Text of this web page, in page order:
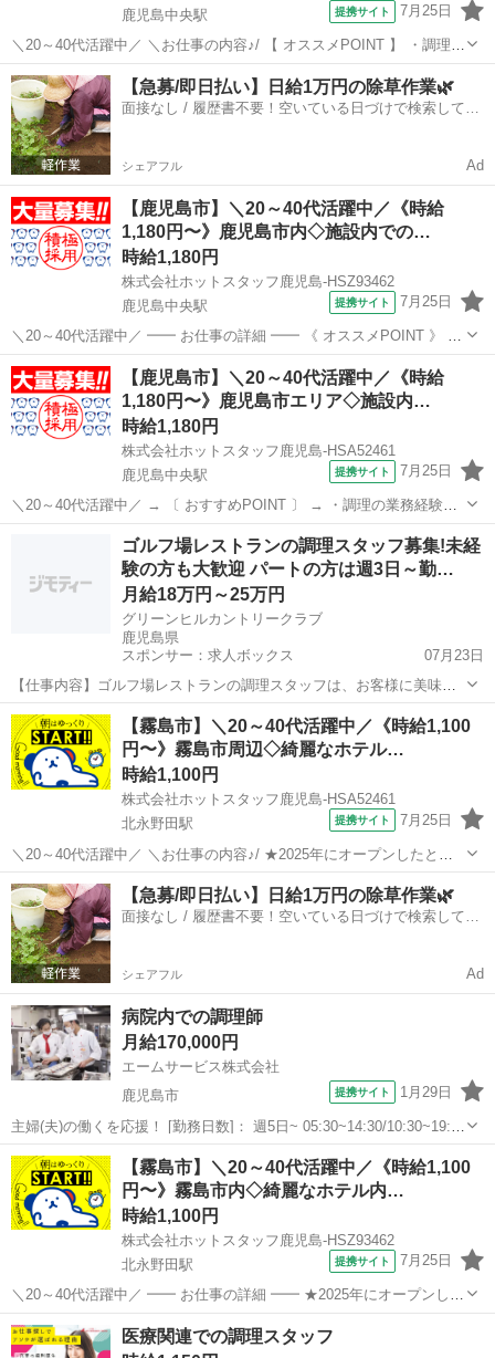
鹿児島中央駅
提携サイト 7月25日
＼20～40代活躍中／ ＼お仕事の内容♪/ 【 オススメPOINT 】 ・調理の
業務経験を活かしてガッツリ稼げます! ・初日から超高時給1180円ス
タートをお約束 ・スグに働きたい方もぜひご相談ください! ・資格不
問!...
鹿児島 鹿児島市 鹿児島中央駅 キッチン
【急募/即日払い】日給1万円の除草作業🌿
面接なし / 履歴書不要！空いている日づけで検索して即
シェアフル Ad
【鹿児島市】＼20～40代活躍中／《時給
1,180円〜》鹿児島市内◇施設内での…
時給1,180円
株式会社ホットスタッフ鹿児島-HSZ93462
鹿児島中央駅
提携サイト 7月25日
＼20～40代活躍中／ ━━ お仕事の詳細 ━━ 《 オススメPOINT 》 ・
調理の業務経験を活かしてガッツリ稼げます! ・初日から超高時給
1180円スタートをお約束 ・スグに働きたい方もぜひご相談ください!
・資格...
鹿児島 鹿児島市 鹿児島中央駅 キッチン
【鹿児島市】＼20～40代活躍中／《時給
1,180円〜》鹿児島市エリア◇施設内…
時給1,180円
株式会社ホットスタッフ鹿児島-HSA52461
鹿児島中央駅
提携サイト 7月25日
＼20～40代活躍中／ → 〔 おすすめPOINT 〕 → ・調理の業務経験を
活かしてガッツリ稼げます! ・初日から超高時給1180円スタートをお
鹿児島市 鹿児島中央駅 キッチン
ゴルフ場レストランの調理スタッフ募集!未経
験の方も大歓迎 パートの方は週3日～勤…
月給18万円～25万円
グリーンヒルカントリークラブ
鹿児島県
スポンサー：求人ボックス
07月23日
【仕事内容】ゴルフ場レストランの調理スタッフは、お客様に美味し
い料理と心地よい食事の時間を提供する仕事です。 仕込みや調理、盛
り付けをはじめ、食材や厨房の衛生管理など、レストラン運営に欠か
せない業務を担当していただきます。 <主な...
正社員 / アルバイト・パート
【霧島市】＼20～40代活躍中／《時給1,100
円〜》霧島市周辺◇綺麗なホテル…
時給1,100円
株式会社ホットスタッフ鹿児島-HSA52461
北永野田駅
提携サイト 7月25日
＼20～40代活躍中／ ＼お仕事の内容♪/ ★2025年にオープンしたとっ
ても綺麗なホテル! 20代〜50代の男女スタッフさんが大活躍中です◎
家事の延長でも働けちゃうので未経験の方も歓迎中♪ 入社前に職場見
学へも行け...
鹿児島 霧島市 北永野田駅 キッチン
【急募/即日払い】日給1万円の除草作業🌿
面接なし / 履歴書不要！空いている日づけで検索して即
シェアフル Ad
病院内での調理師
月給170,000円
エームサービス株式会社
鹿児島市
提携サイト 1月29日
主婦(夫)の働くを応援！ [勤務日数]： 週5日~ 05:30~14:30/10:30~19:30
[勤務地・最寄駅]： 鹿児島県鹿児島市谷山中央7丁目3番1号 三宅病院
-3662 ＜エームサービス株式会社＞ 谷山(...
鹿児島 鹿児島市 キッチン
【霧島市】＼20～40代活躍中／《時給1,100
円〜》霧島市内◇綺麗なホテル内…
時給1,100円
株式会社ホットスタッフ鹿児島-HSZ93462
北永野田駅
提携サイト 7月25日
＼20～40代活躍中／ ━━ お仕事の詳細 ━━ ★2025年にオープンした
とっても綺麗なホテル! 20代〜50代の男女スタッフさんが大活躍中で
す◎ 家事の延長でも働けちゃうので未経験の方も大歓迎! 入社前に職
鹿児島 霧島市 北永野田駅 キッチン
医療関連での調理スタッフ